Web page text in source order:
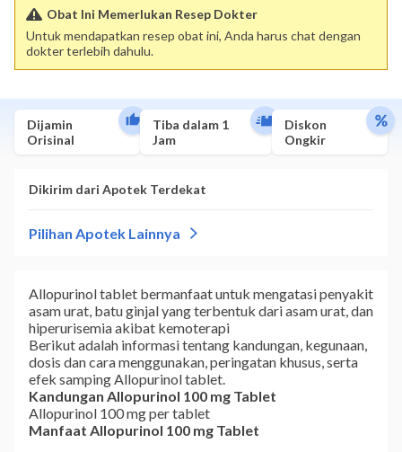
Obat Ini Memerlukan Resep Dokter
Untuk mendapatkan resep obat ini, Anda harus chat dengan
dokter terlebih dahulu.
Dijamin
Orisinal
Tiba dalam 1
Jam
Diskon
Ongkir
Allopurinol tablet bermanfaat untuk mengatasi penyakit
asam urat, batu ginjal yang terbentuk dari asam urat, dan
hiperurisemia akibat kemoterapi
Berikut adalah informasi tentang kandungan, kegunaan,
dosis dan cara menggunakan, peringatan khusus, serta
efek samping Allopurinol tablet.
Kandungan Allopurinol 100 mg Tablet
Allopurinol 100 mg per tablet
Manfaat Allopurinol 100 mg Tablet